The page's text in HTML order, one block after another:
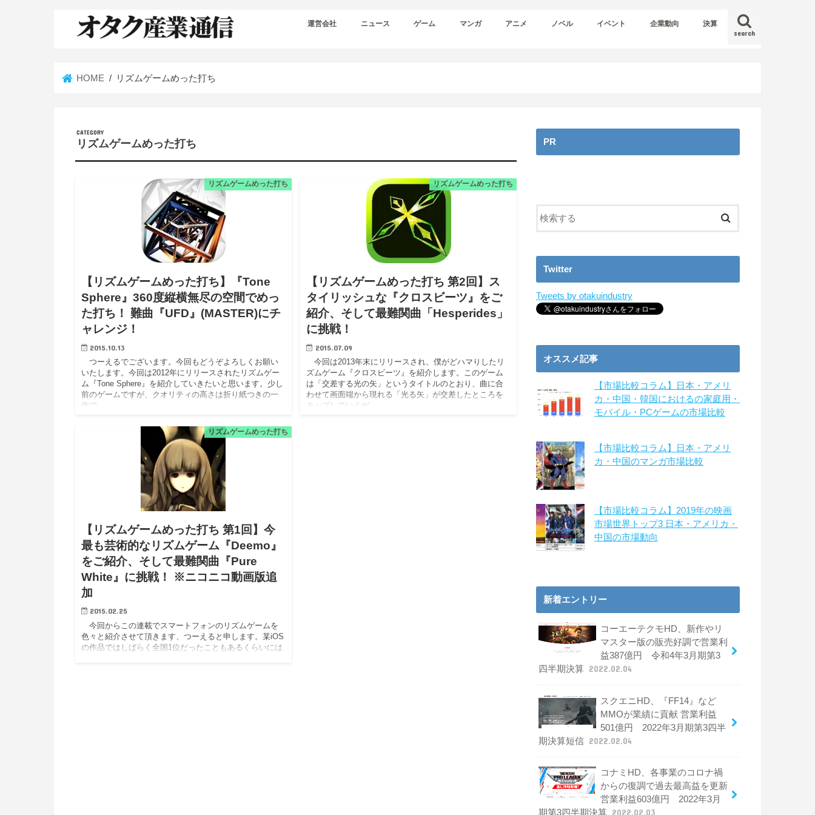
search
運営会社 ニュース ゲーム マンガ アニメ ノベル イベント 企業動向 決算
HOME リズムゲームめった打ち
リズムゲームめった打ち
リズムゲームめった打ち
【リズムゲームめった打ち】『Tone
Sphere』360度縦横無尽の空間でめっ
た打ち！ 難曲『UFD』(MASTER)にチ
ャレンジ！
2015.10.13
つーえるでございます。今回もどうぞよろしくお願い
いたします。今回は2012年にリリースされたリズムゲー
ム『Tone Sphere』を紹介していきたいと思います。少し
前のゲームですが、クオリティの高さは折り紙つきの一
作で…
リズムゲームめった打ち
【リズムゲームめった打ち 第2回】ス
タイリッシュな『クロスビーツ』をご
紹介、そして最難関曲「Hesperides」
に挑戦！
2015.07.09
今回は2013年末にリリースされ、僕がどハマりしたリ
ズムゲーム『クロスビーツ』を紹介します。このゲーム
は「交差する光の矢」というタイトルのとおり、曲に合
わせて画面端から現れる「光る矢」が交差したところを
タップしていくゲ…
リズムゲームめった打ち
【リズムゲームめった打ち 第1回】今
最も芸術的なリズムゲーム『Deemo』
をご紹介、そして最難関曲『Pure
White』に挑戦！ ※ニコニコ動画版追
加
2015.02.25
今回からこの連載でスマートフォンのリズムゲームを
色々と紹介させて頂きます、つーえると申します。某iOS
の作品ではしばらく全国1位だったこともあるくらいには
PR
Twitter
Tweets by otakuindustry
オススメ記事
【市場比較コラム】日本・アメリ
カ・中国・韓国におけるの家庭用・
モバイル・PCゲームの市場比較
【市場比較コラム】日本・アメリ
カ・中国のマンガ市場比較
【市場比較コラム】2019年の映画
市場世界トップ3 日本・アメリカ・
中国の市場動向
新着エントリー
コーエーテクモHD、新作やリ
マスター版の販売好調で営業利
益387億円 令和4年3月期第3
四半期決算 2022.02.04
スクエニHD、『FF14』など
MMOが業績に貢献 営業利益
501億円 2022年3月期第3四半
期決算短信 2022.02.04
コナミHD、各事業のコロナ禍
からの復調で過去最高益を更新
営業利益603億円 2022年3月
期第3四半期決算 2022.02.03